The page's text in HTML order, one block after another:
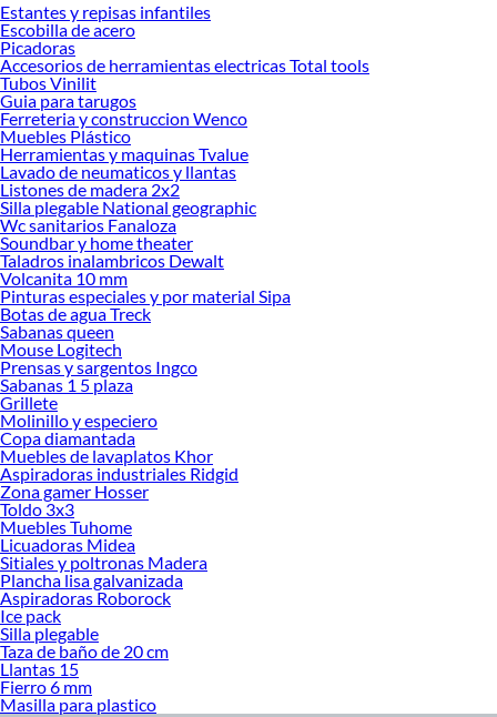
Estantes y repisas infantiles
Escobilla de acero
Picadoras
Accesorios de herramientas electricas Total tools
Tubos Vinilit
Guia para tarugos
Ferreteria y construccion Wenco
Muebles Plástico
Herramientas y maquinas Tvalue
Lavado de neumaticos y llantas
Listones de madera 2x2
Silla plegable National geographic
Wc sanitarios Fanaloza
Soundbar y home theater
Taladros inalambricos Dewalt
Volcanita 10 mm
Pinturas especiales y por material Sipa
Botas de agua Treck
Sabanas queen
Mouse Logitech
Prensas y sargentos Ingco
Sabanas 1 5 plaza
Grillete
Molinillo y especiero
Copa diamantada
Muebles de lavaplatos Khor
Aspiradoras industriales Ridgid
Zona gamer Hosser
Toldo 3x3
Muebles Tuhome
Licuadoras Midea
Sitiales y poltronas Madera
Plancha lisa galvanizada
Aspiradoras Roborock
Ice pack
Silla plegable
Taza de baño de 20 cm
Llantas 15
Fierro 6 mm
Masilla para plastico